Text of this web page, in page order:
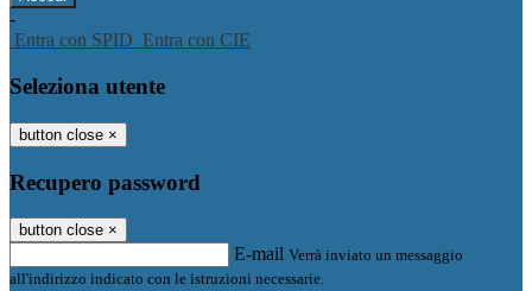
-
Entra con SPID Entra con CIE
Seleziona utente
button close ×
Recupero password
button close ×
E-mail Verrà inviato un messaggio
all'indirizzo indicato con le istruzioni necessarie.